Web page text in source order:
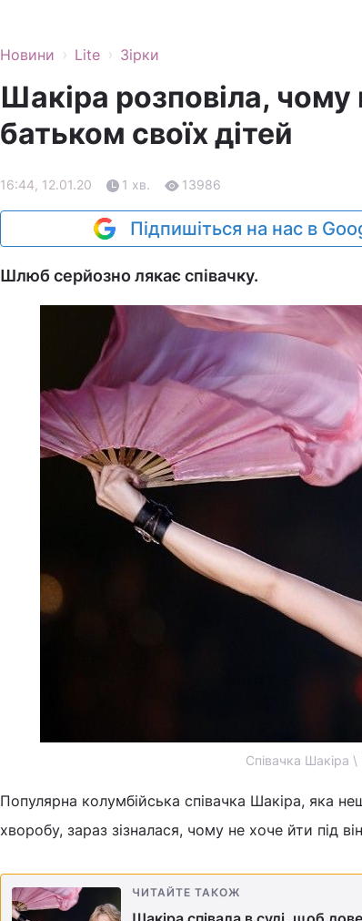
Новини › Lite › Зірки
Шакіра розповіла,
батьком своїх дітей
16:44, 12.01.20 1 хв. 13986
Підпишіться на нас в
Шлюб серйозно лякає співачку.
Співачка Шакіра \
Популярна колумбійська співачка Шакіра, яка
хворобу, зараз зізналася, чому не хоче йти під
ЧИТАЙТЕ ТАКОЖ